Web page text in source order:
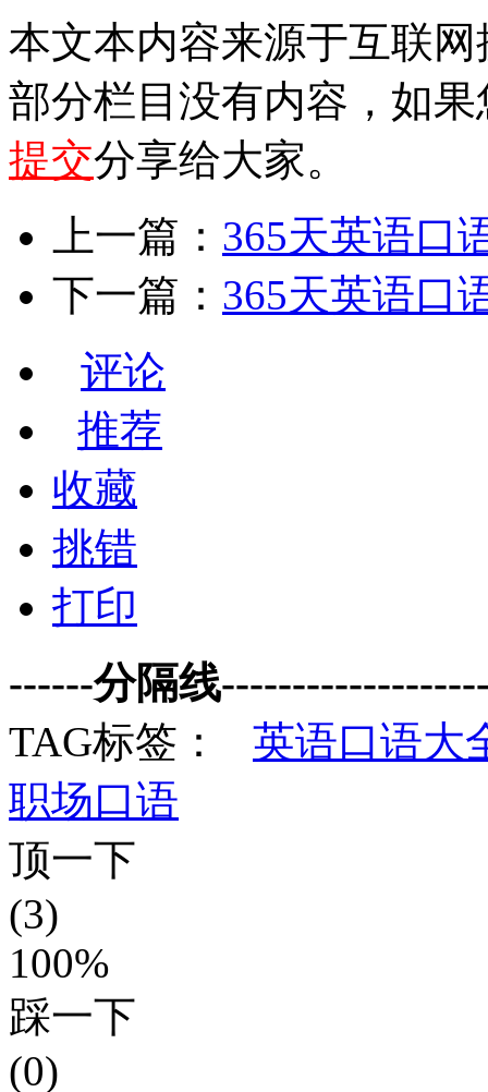
本文本内容来源于互联
部分栏目没有内容，如
提交分享给大家。
上一篇： 365天英语口
下一篇： 365天英语口
评论
推荐
收藏
挑错
打印
------分隔线
TAG标签：
英语口语大
职场口语
顶一下
(3)
100%
踩一下
(0)